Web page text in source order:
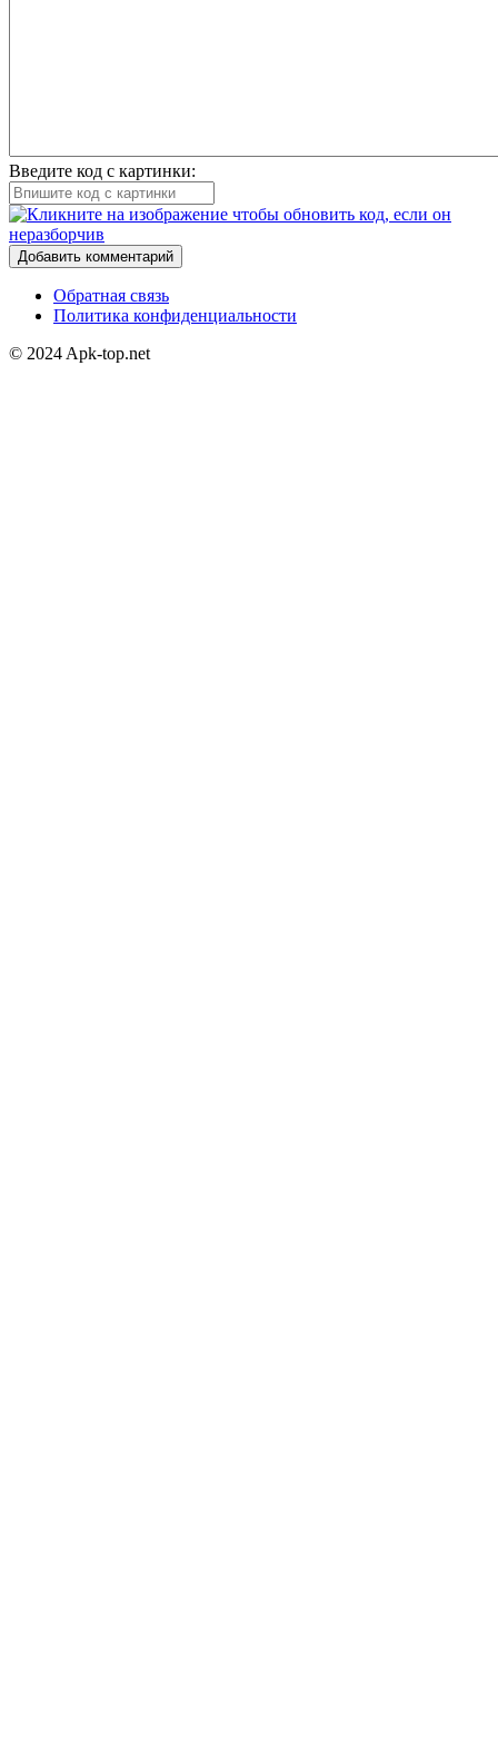
Введите код с картинки:
Добавить комментарий
Обратная связь
Политика конфиденциальности
© 2024 Apk-top.net